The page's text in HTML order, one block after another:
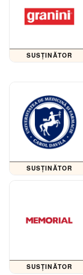
SUSȚINĂTOR
SUSȚINĂTOR
SUSȚINĂTOR